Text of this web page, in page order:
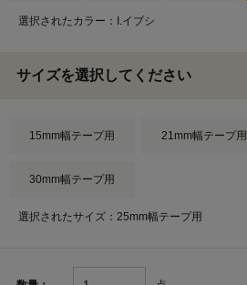
選択されたカラー：I.イブシ
サイズを選択してください
15mm幅テープ用 21mm幅テープ用
30mm幅テープ用
選択されたサイズ：25mm幅テープ用